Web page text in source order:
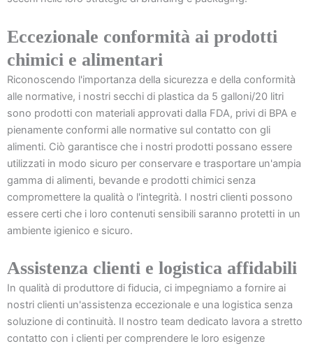
Eccezionale conformità ai prodotti
chimici e alimentari
Riconoscendo l'importanza della sicurezza e della conformità
alle normative, i nostri secchi di plastica da 5 galloni/20 litri
sono prodotti con materiali approvati dalla FDA, privi di BPA e
pienamente conformi alle normative sul contatto con gli
alimenti. Ciò garantisce che i nostri prodotti possano essere
utilizzati in modo sicuro per conservare e trasportare un'ampia
gamma di alimenti, bevande e prodotti chimici senza
compromettere la qualità o l'integrità. I nostri clienti possono
essere certi che i loro contenuti sensibili saranno protetti in un
ambiente igienico e sicuro.
Assistenza clienti e logistica affidabili
In qualità di produttore di fiducia, ci impegniamo a fornire ai
nostri clienti un'assistenza eccezionale e una logistica senza
soluzione di continuità. Il nostro team dedicato lavora a stretto
contatto con i clienti per comprendere le loro esigenze